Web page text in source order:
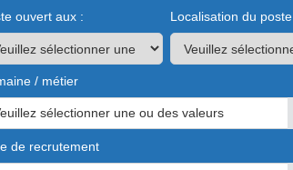
ouvert aux : Localisation du poste
/ métier
sélectionner une ou des valeurs
de recrutement